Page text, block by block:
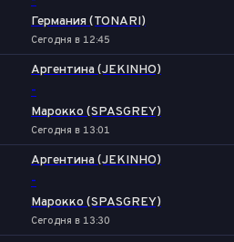
Германия (TONARI)
Сегодня в 12:45
Аргентина (JEKINHO)
-
Марокко (SPASGREY)
Сегодня в 13:01
Аргентина (JEKINHO)
-
Марокко (SPASGREY)
Сегодня в 13:30